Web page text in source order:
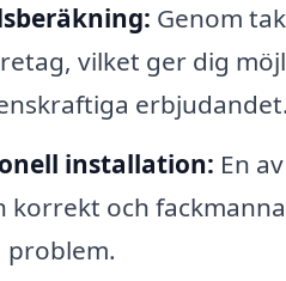
Genom
vilket ger dig
erbjudandet.
installation: En
korrekt och